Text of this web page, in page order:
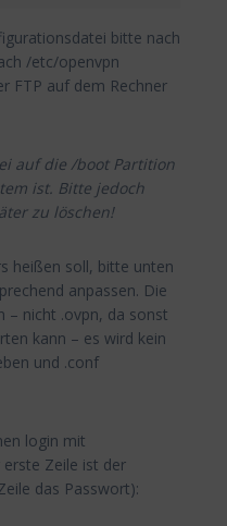
bitte nach
/etc/openvpn
FTP auf dem Rechner
auf die /boot Partition
ist. Bitte jedoch
zu löschen!
heißen soll, bitte unten
anpassen. Die
– nicht .ovpn, da sonst
kann – es wird kein
und .conf
login mit
Zeile ist der
das Passwort):